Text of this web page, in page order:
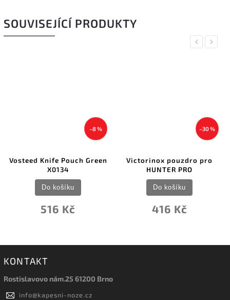
SOUVISEJÍCÍ PRODUKTY
Previous
–8 %
Vosteed Knife Pouch Green
X0134
516 Kč
Do košíku
–30 %
Victorinox pouzdro pro
HUNTER PRO
416 Kč
Do košíku
Next
KONTAKT
Rostislavovo nám.25 61200 Brno
info@kapesni-noze.cz